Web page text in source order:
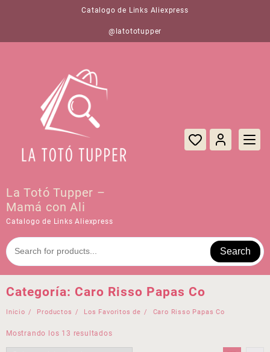
Catalogo de Links Aliexpress
@latototupper
La Totó Tupper –
Mamá con Ali
Catalogo de Links Aliexpress
Search
Categoría: Caro Risso Papas Co
Inicio Productos Los Favoritos de Caro Risso Papas Co
Mostrando los 13 resultados